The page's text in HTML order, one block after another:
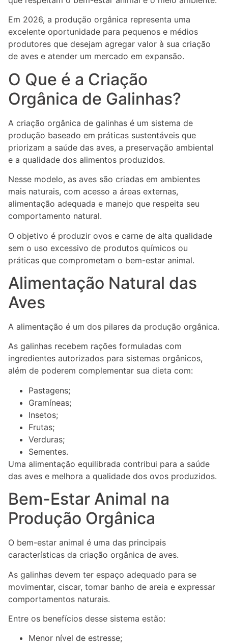
Em 2026, a produção orgânica representa uma
excelente oportunidade para pequenos e médios
produtores que desejam agregar valor à sua criação
de aves e atender um mercado em expansão.
O Que é a Criação
Orgânica de Galinhas?
A criação orgânica de galinhas é um sistema de
produção baseado em práticas sustentáveis que
priorizam a saúde das aves, a preservação ambiental
e a qualidade dos alimentos produzidos.
Nesse modelo, as aves são criadas em ambientes
mais naturais, com acesso a áreas externas,
alimentação adequada e manejo que respeita seu
comportamento natural.
O objetivo é produzir ovos e carne de alta qualidade
sem o uso excessivo de produtos químicos ou
práticas que comprometam o bem-estar animal.
Alimentação Natural das
Aves
A alimentação é um dos pilares da produção orgânica.
As galinhas recebem rações formuladas com
ingredientes autorizados para sistemas orgânicos,
além de poderem complementar sua dieta com:
Pastagens;
Gramíneas;
Insetos;
Frutas;
Verduras;
Sementes.
Uma alimentação equilibrada contribui para a saúde
das aves e melhora a qualidade dos ovos produzidos.
Bem-Estar Animal na
Produção Orgânica
O bem-estar animal é uma das principais
características da criação orgânica de aves.
As galinhas devem ter espaço adequado para se
movimentar, ciscar, tomar banho de areia e expressar
comportamentos naturais.
Entre os benefícios desse sistema estão:
Menor nível de estresse;